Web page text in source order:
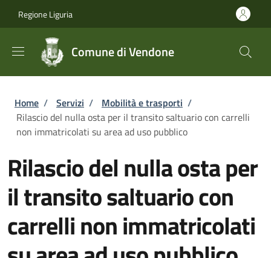
Regione Liguria
Comune di Vendone
Briciole di pane
Home / Servizi / Mobilità e trasporti /
Rilascio del nulla osta per il transito saltuario con carrelli
non immatricolati su area ad uso pubblico
Rilascio del nulla osta per
il transito saltuario con
carrelli non immatricolati